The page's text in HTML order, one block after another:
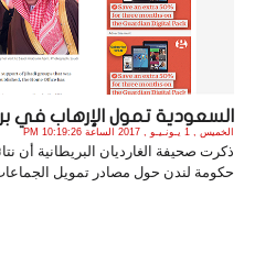
السعودية تمول الإرهاب في
الخميس , 1 يـونـيـو , 2017 الساعة 10:19:26 PM
ذكرت صحيفة الغارديان البريطانية أن
حكومة لندن حول مصادر تمويل